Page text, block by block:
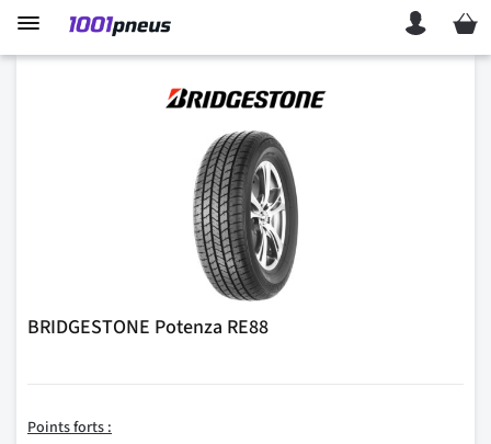
Mon
BRIDGESTONE Potenza RE88
Points forts :